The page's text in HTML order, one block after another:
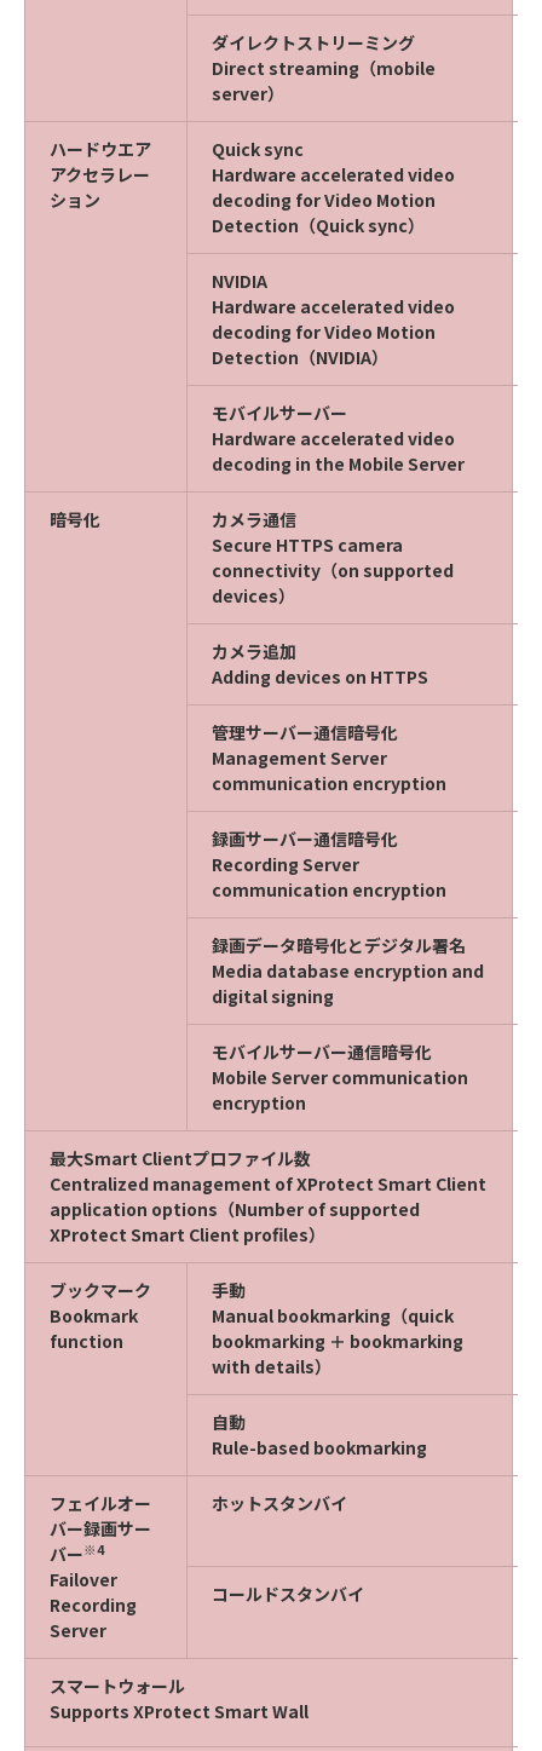
ダイレクトストリーミング
Direct streaming（mobile
server）
ハードウエア
アクセラレー
ション
Quick sync
Hardware accelerated video
decoding for Video Motion
Detection（Quick sync）
NVIDIA
Hardware accelerated video
decoding for Video Motion
Detection（NVIDIA）
モバイルサーバー
Hardware accelerated video
decoding in the Mobile Server
暗号化
カメラ通信
Secure HTTPS camera
connectivity（on supported
devices）
カメラ追加
Adding devices on HTTPS
管理サーバー通信暗号化
Management Server
communication encryption
録画サーバー通信暗号化
Recording Server
communication encryption
録画データ暗号化とデジタル署名
Media database encryption and
digital signing
モバイルサーバー通信暗号化
Mobile Server communication
encryption
最大Smart Clientプロファイル数
Centralized management of XProtect Smart Client
application options（Number of supported
XProtect Smart Client profiles）
ブックマーク
Bookmark
function
手動
Manual bookmarking（quick
bookmarking ＋ bookmarking
with details）
自動
Rule-based bookmarking
フェイルオー
バー録画サー
バー※4
Failover
Recording
Server
ホットスタンバイ
コールドスタンバイ
スマートウォール
Supports XProtect Smart Wall